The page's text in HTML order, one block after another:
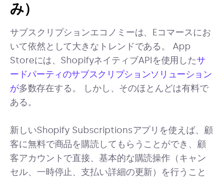
み）
サブスクリプションエコノミーは、Eコマースにお
いて依然として大きなトレンドである。 App
Storeには、ShopifyネイティブAPIを使用したサ
ードパーティのサブスクリプションソリューション
が多数存在する。 しかし、そのほとんどは有料で
ある。
新しいShopify Subscriptionsアプリを使えば、顧
客に無料で商品を購読してもらうことができ、顧
客アカウントで直接、基本的な購読操作（キャン
セル、一時停止、支払い詳細の更新）を行うこと